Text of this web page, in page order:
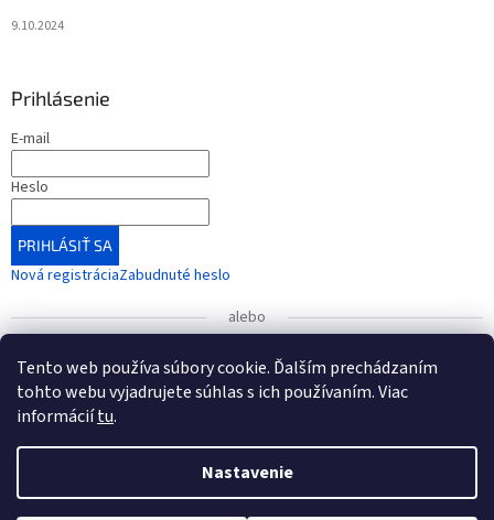
Tento web používa súbory cookie. Ďalším prechádzaním
tohto webu vyjadrujete súhlas s ich používaním. Viac
informáciítu.
Nastavenie
UPOZORNENIE
bankového účtu, ktorá nadobudla platnosť od 1. januára
Nové číslo účtu (od 1.1.2026): IBAN: SK54 7500 0000 0040
9.10.2024
Prihlásenie
E-mail
Heslo
PRIHLÁSIŤ SA
Nová registráciaZabudnuté heslo
alebo
Prihlásiť sa cez Google